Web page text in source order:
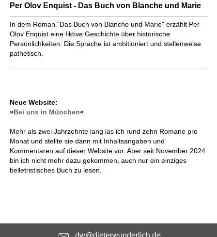
Per Olov Enquist - Das Buch von Blanche und Marie
In dem Roman "Das Buch von Blanche und Marie" erzählt Per
Olov Enquist eine fiktive Geschichte über historische
Persönlichkeiten. Die Sprache ist ambitioniert und stellenweise
pathetisch.
Neue Website:
»Bei uns in München«
Mehr als zwei Jahrzehnte lang las ich rund zehn Romane pro
Monat und stellte sie dann mit Inhaltsangaben und
Kommentaren auf dieser Website vor. Aber seit November 2024
bin ich nicht mehr dazu gekommen, auch nur ein einziges
belletristisches Buch zu lesen.